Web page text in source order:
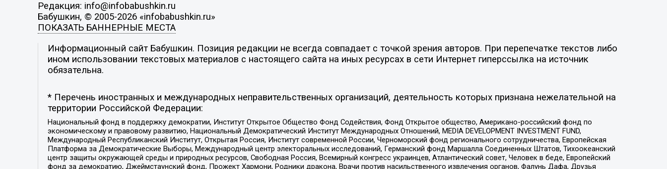
Редакция: info@infobabushkin.ru
Бабушкин, © 2005-2026 «infobabushkin.ru»
ПОКАЗАТЬ БАННЕРНЫЕ МЕСТА
Информационный сайт Бабушкин. Позиция редакции не всегда совпадает с точкой зрения авторов. При перепечатке текстов либо
ином использовании текстовых материалов с настоящего сайта на иных ресурсах в сети Интернет гиперссылка на источник
обязательна.
* Перечень иностранных и международных неправительственных организаций, деятельность которых признана нежелательной на
территории Российской Федерации:
Национальный фонд в поддержку демократии, Институт Открытое Общество Фонд Содействия, Фонд Открытое общество, Американо-российский фонд по
экономическому и правовому развитию, Национальный Демократический Институт Международных Отношений, MEDIA DEVELOPMENT INVESTMENT FUND,
Международный Республиканский Институт, Открытая Россия, Институт современной России, Черноморский фонд регионального сотрудничества, Европейская
Платформа за Демократические Выборы, Международный центр электоральных исследований, Германский фонд Маршалла Соединенных Штатов, Тихоокеанский
центр защиты окружающей среды и природных ресурсов, Свободная Россия, Всемирный конгресс украинцев, Атлантический совет, Человек в беде, Европейский
фонд за демократию, Джеймстаунский фонд, Прожект Хармони, Родники дракона, Врачи против насильственного извлечения органов, Фалунь Дафа, Друзья